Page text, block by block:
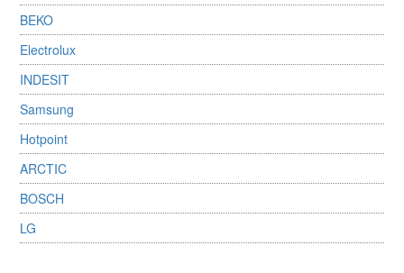
BEKO
Electrolux
INDESIT
Samsung
Hotpoint
ARCTIC
BOSCH
LG